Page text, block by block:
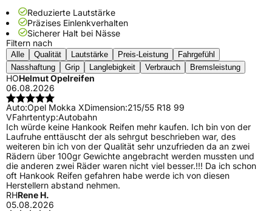
Reduzierte Lautstärke
Präzises Einlenkverhalten
Sicherer Halt bei Nässe
Filtern nach
Alle Qualität Lautstärke Preis-Leistung
Fahrgefühl
Nasshaftung
Grip Langlebigkeit Verbrauch Bremsleistung
HOHelmut Opelreifen
06.08.2026
Auto:Opel Mokka XDimension:215/55 R18 99
VFahrtentyp:Autobahn
Ich würde keine Hankook Reifen mehr kaufen. Ich bin von der
Laufruhe enttäuscht der als sehrgut beschrieben war, des
weiteren bin ich von der Qualität sehr unzufrieden da an zwei
Rädern über 100gr Gewichte angebracht werden mussten und
die anderen zwei Räder waren nicht viel besser.!!! Da ich schon
oft Hankook Reifen gefahren habe werde ich von diesen
Herstellern abstand nehmen.
RHRene H.
05.08.2026